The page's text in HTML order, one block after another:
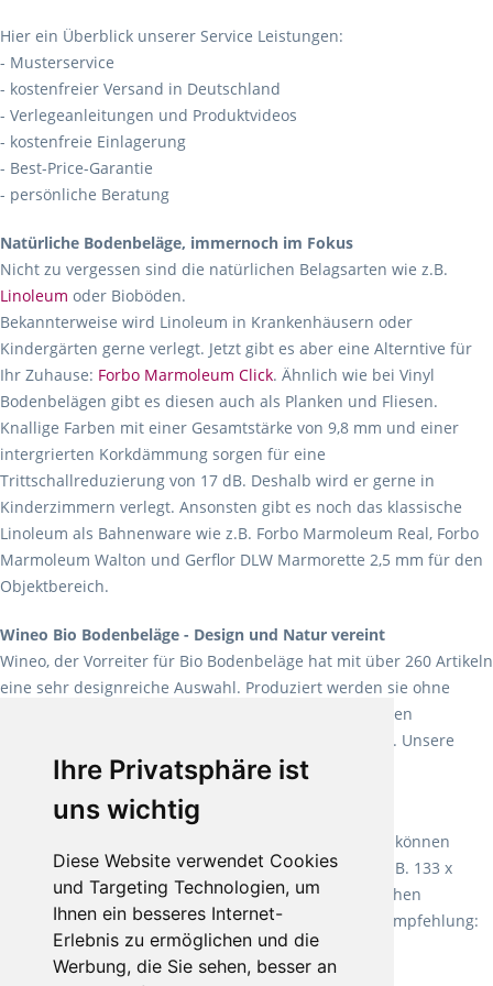
Ihre Privatsphäre ist
uns wichtig
Diese Website verwendet Cookies
und Targeting Technologien, um
Ihnen ein besseres Internet-
Erlebnis zu ermöglichen und die
Werbung, die Sie sehen, besser an
Hier ein Überblick unserer Service Leistungen:
- Musterservice
- kostenfreier Versand in Deutschland
- Verlegeanleitungen und Produktvideos
- kostenfreie Einlagerung
- Best-Price-Garantie
- persönliche Beratung
Natürliche Bodenbeläge, immernoch im Fokus
Nicht zu vergessen sind die natürlichen Belagsarten wie z.B.
Linoleum oder Bioböden.
Bekannterweise wird Linoleum in Krankenhäusern oder
Kindergärten gerne verlegt. Jetzt gibt es aber eine Alterntive für
Ihr Zuhause: Forbo Marmoleum Click. Ähnlich wie bei Vinyl
Bodenbelägen gibt es diesen auch als Planken und Fliesen.
Knallige Farben mit einer Gesamtstärke von 9,8 mm und einer
intergrierten Korkdämmung sorgen für eine
Trittschallreduzierung von 17 dB. Deshalb wird er gerne in
Kinderzimmern verlegt. Ansonsten gibt es noch das klassische
Linoleum als Bahnenware wie z.B. Forbo Marmoleum Real, Forbo
Marmoleum Walton und Gerflor DLW Marmorette 2,5 mm für den
Objektbereich.
Wineo Bio Bodenbeläge - Design und Natur vereint
Wineo, der Vorreiter für Bio Bodenbeläge hat mit über 260 Artikeln
eine sehr designreiche Auswahl. Produziert werden sie ohne
Weichmacher und Lösungsmittel. Mit allen verfügbaren
Verlegearten ist er für jegliche Bauvorhaben attraktiv. Unsere
Empfehlung:Wineo 1000 Multi Layer XXL.
Teppiche für ein angenehmes Laufgefühl
machen es schon lange vor. Sie können
Teppich in Ihrem gewünschten Sondermaß kaufen, z.B. 133 x
60cm. Vor allem in Schlafzimmern aufgrund der weichen
Oberfläche ein sehr beliebter Zusatzboden. Unsere Empfehlung:
Fletco Fluffy und Fletco Hermelin